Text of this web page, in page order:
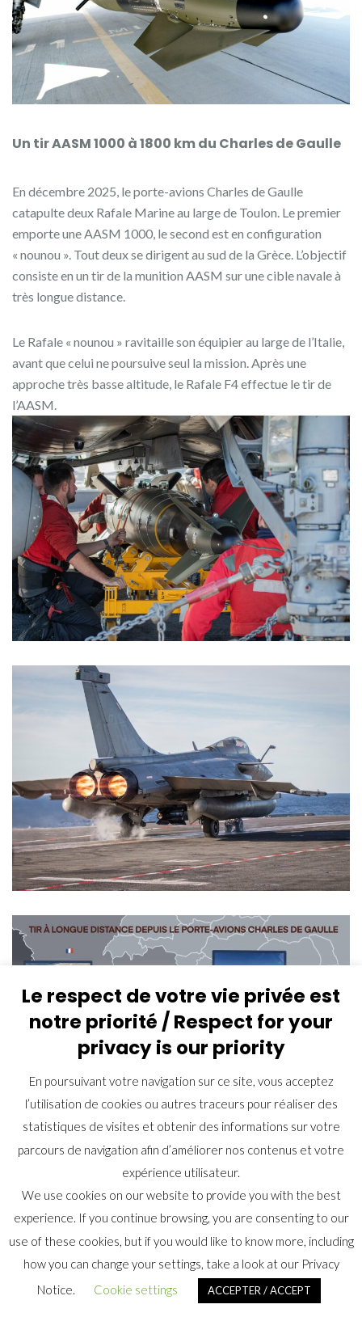
Un tir AASM 1000 à 1800 km du Charles de Gaulle
En décembre 2025, le porte-avions Charles de Gaulle
catapulte deux Rafale Marine au large de Toulon. Le premier
emporte une AASM 1000, le second est en configuration
« nounou ». Tout deux se dirigent au sud de la Grèce. L’objectif
consiste en un tir de la munition AASM sur une cible navale à
très longue distance.
Le Rafale « nounou » ravitaille son équipier au large de l’Italie,
avant que celui ne poursuive seul la mission. Après une
approche très basse altitude, le Rafale F4 effectue le tir de
l’AASM.
Le respect de votre vie privée est
notre priorité / Respect for your
privacy is our priority
En poursuivant votre navigation sur ce site, vous acceptez
l’utilisation de cookies ou autres traceurs pour réaliser des
statistiques de visites et obtenir des informations sur votre
parcours de navigation afin d’améliorer nos contenus et votre
expérience utilisateur.
We use cookies on our website to provide you with the best
experience. If you continue browsing, you are consenting to our
use of these cookies, but if you would like to know more, including
how you can change your settings, take a look at our Privacy
Notice.
Cookie settings ACCEPTER / ACCEPT